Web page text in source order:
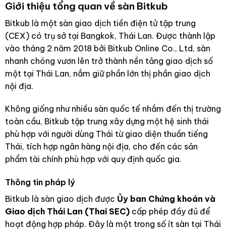
Giới thiệu tổng quan về sàn Bitkub
Bitkub là một sàn giao dịch tiền điện tử tập trung
(CEX) có trụ sở tại Bangkok, Thái Lan. Được thành lập
vào tháng 2 năm 2018 bởi Bitkub Online Co., Ltd, sàn
nhanh chóng vươn lên trở thành nền tảng giao dịch số
một tại Thái Lan, nắm giữ phần lớn thị phần giao dịch
nội địa.
Không giống như nhiều sàn quốc tế nhắm đến thị trường
toàn cầu, Bitkub tập trung xây dựng một hệ sinh thái
phù hợp với người dùng Thái từ giao diện thuần tiếng
Thái, tích hợp ngân hàng nội địa, cho đến các sản
phẩm tài chính phù hợp với quy định quốc gia.
Thông tin pháp lý
Bitkub là sàn giao dịch được Ủy ban Chứng khoán và
Giao dịch Thái Lan (Thai SEC)cấp phép đầy đủ để
hoạt động hợp pháp. Đây là một trong số ít sàn tại Thái